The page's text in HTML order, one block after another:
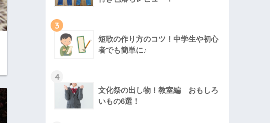
3
短歌の作り方のコツ！中学生や初心
者でも簡単に♪
4
文化祭の出し物！教室編 おもしろ
いもの6選！